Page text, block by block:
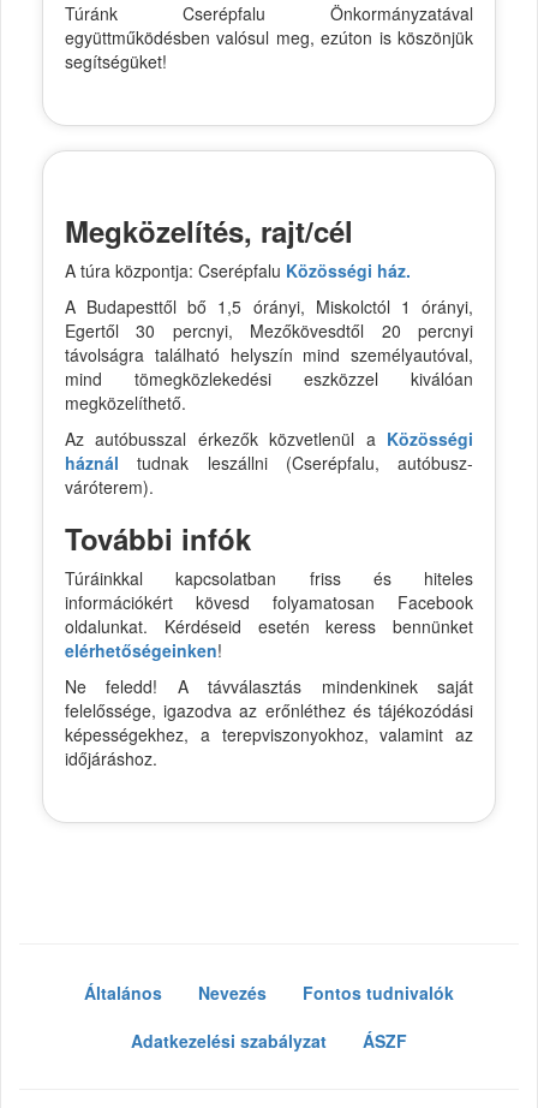
Túránk Cserépfalu Önkormányzatával
együttműködésben valósul meg, ezúton is köszönjük
segítségüket!
Megközelítés, rajt/cél
A túra központja: Cserépfalu Közösségi ház.
A Budapesttől bő 1,5 órányi, Miskolctól 1 órányi,
Egertől 30 percnyi, Mezőkövesdtől 20 percnyi
távolságra található helyszín mind személyautóval,
mind tömegközlekedési eszközzel kiválóan
megközelíthető.
Az autóbusszal érkezők közvetlenül a Közösségi
háznál tudnak leszállni (Cserépfalu, autóbusz-
váróterem).
További infók
Túráinkkal kapcsolatban friss és hiteles
információkért kövesd folyamatosan Facebook
oldalunkat. Kérdéseid esetén keress bennünket
elérhetőségeinken!
Ne feledd! A távválasztás mindenkinek saját
felelőssége, igazodva az erőnléthez és tájékozódási
képességekhez, a terepviszonyokhoz, valamint az
időjáráshoz.
Általános Nevezés
Fontos tudnivalók
Adatkezelési szabályzat
ÁSZF